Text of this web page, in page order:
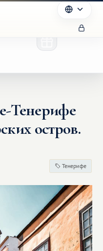
Тенерифе
остров.
Тенерифе